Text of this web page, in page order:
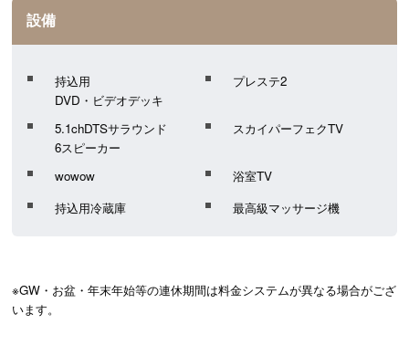
設備
持込用
DVD・ビデオデッキ
プレステ2
5.1chDTSサラウンド
6スピーカー
スカイパーフェクTV
wowow
浴室TV
持込用冷蔵庫
最高級マッサージ機
※GW・お盆・年末年始等の連休期間は料金システムが異なる場合がござ
います。